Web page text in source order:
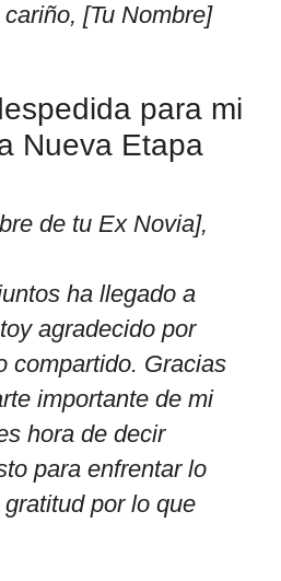
[Tu Nombre]
para mi
Nueva Etapa
de tu Ex Novia],
ha llegado a
agradecido por
compartido. Gracias
importante de mi
hora de decir
para enfrentar lo
por lo que